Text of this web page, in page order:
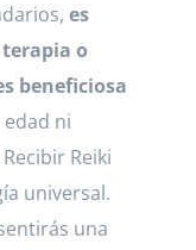
es
rapia o
beneficiosa
edad ni
Reiki
universal.
una